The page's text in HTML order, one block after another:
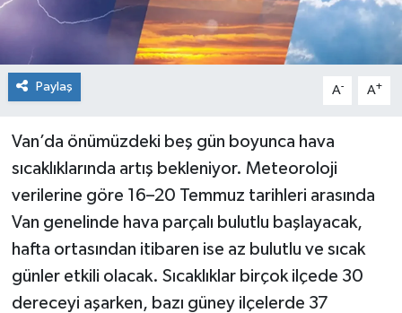
Paylaş A- A+
Van’da önümüzdeki beş gün boyunca hava
sıcaklıklarında artış bekleniyor. Meteoroloji
verilerine göre 16–20 Temmuz tarihleri arasında
Van genelinde hava parçalı bulutlu başlayacak,
hafta ortasından itibaren ise az bulutlu ve sıcak
günler etkili olacak. Sıcaklıklar birçok ilçede 30
dereceyi aşarken, bazı güney ilçelerde 37